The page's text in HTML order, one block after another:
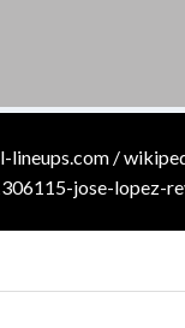
lineups.com /
jose-lopez-